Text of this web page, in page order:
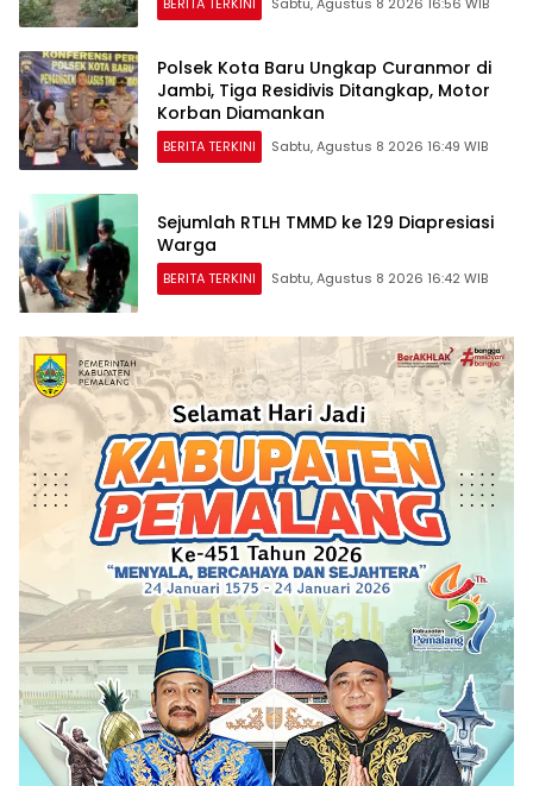
Polsek Kota Baru Ungkap Curanmor di
Jambi, Tiga Residivis Ditangkap, Motor
Korban Diamankan
BERITA TERKINI Sabtu, Agustus 8 2026 16:49 WIB
Sejumlah RTLH TMMD ke 129 Diapresiasi
Warga
BERITA TERKINI Sabtu, Agustus 8 2026 16:42 WIB